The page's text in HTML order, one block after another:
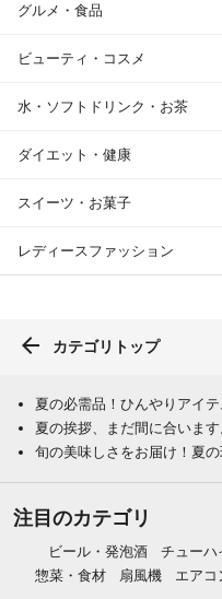
グルメ・食品
ビューティ・コスメ
水・ソフトドリンク・お茶
ダイエット・健康
スイーツ・お菓子
レディースファッション
カテゴリトップ
夏の必需品！ひんやりアイテ
夏の挨拶、まだ間に合います
旬の美味しさをお届け！夏
注目のカテゴリ
ビール・発泡酒 チューハ
惣菜・食材
扇風機 エアコ